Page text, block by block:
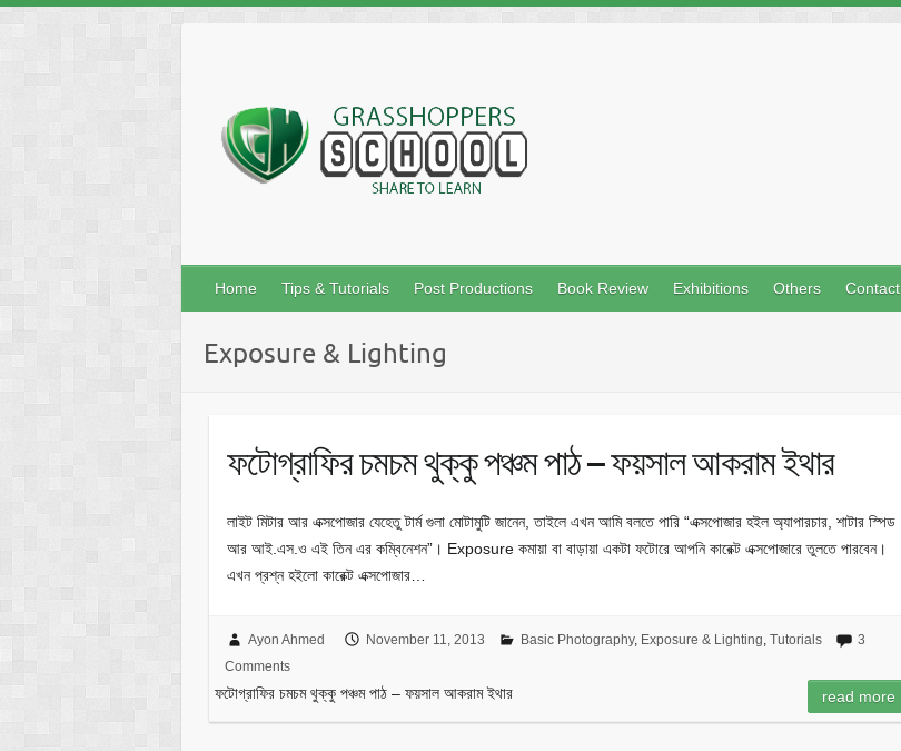
content
Home Tips & Tutorials Post Productions Book Review Exhibitions Others Contact
Exposure & Lighting
ফটোগ্রাফির চমচম থুক্কু পঞ্চম পাঠ – ফয়সাল আকরাম ইথার
লাইট মিটার আর এক্সপোজার যেহেতু টার্ম গুলা মোটামুটি জানেন, তাইলে এখন আমি বলতে পারি “এক্সপোজার হইল অ্যাপারচার, শাটার স্পিড
আর আই.এস.ও এই তিন এর কম্বিনেশন”। Exposure কমায়া বা বাড়ায়া একটা ফটোরে আপনি কারেক্ট এক্সপোজারে তুলতে পারবেন।
এখন প্রশ্ন হইলো কারেক্ট এক্সপোজার…
Ayon Ahmed November 11, 2013 Basic Photography, Exposure & Lighting, Tutorials
3
Comments
ফটোগ্রাফির চমচম থুক্কু পঞ্চম পাঠ – ফয়সাল আকরাম ইথার read more